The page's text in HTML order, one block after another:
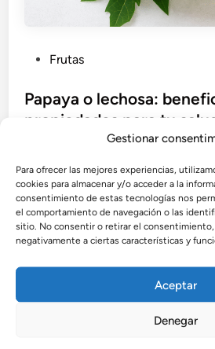
Gestionar
Para ofrecer las mejores experiencias,
cookies para almacenar y/o acceder a la
consentimiento de estas tecnologías nos
el comportamiento de navegación o las
sitio. No consentir o retirar el
negativamente a ciertas características y
Aceptar
Denegar
b
l
a
d
o
e
n
Frutas
Papaya o lechosa:
propiedades para tu
tropical con grandes beneficios
belleza. Rica en enzimas,
mejora la digestión, fortalece las
embellece la piel.